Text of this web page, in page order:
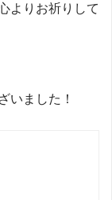
よりお祈りして
いました！